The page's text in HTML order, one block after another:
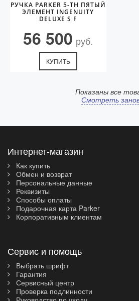
РУЧКА PARKER 5-TH ПЯТЫЙ
ЭЛЕМЕНТ INGENUITY
DELUXE S F
56 500 руб.
КУПИТЬ
Показаны все
Смотреть
Интернет-магазин
Как купить
Обмен и возврат
Персональные данные
Реквизиты
Способы оплаты
Подарочная карта Parker
Корпоративным клиентам
Сервис и помощь
Выбрать шрифт
Гарантия
Сервисный центр
Проверка подлинности